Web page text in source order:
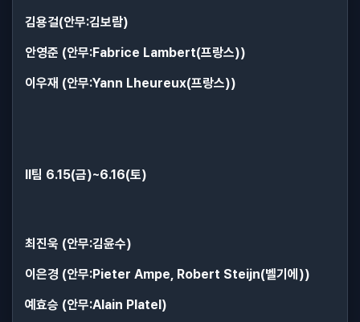
김용걸(안무:김보람)
안영준 (안무:Fabrice Lambert(프랑스))
이우재 (안무:Yann Lheureux(프랑스))
II팀 6.15(금)~6.16(토)
최진욱 (안무:김윤수)
이은경 (안무:Pieter Ampe, Robert Steijn(벨기에))
예효승 (안무:Alain Platel)